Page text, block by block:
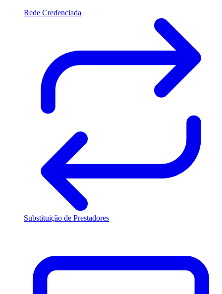
Rede Credenciada
Substituição de Prestadores